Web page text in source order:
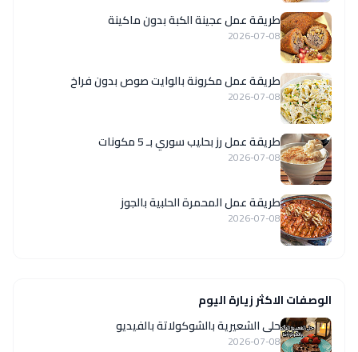
طريقة عمل عجينة الكبة بدون ماكينة
2026-07-08
طريقة عمل مكرونة بالوايت صوص بدون فراخ
2026-07-08
طريقة عمل رز بحليب سوري بـ 5 مكونات
2026-07-08
طريقة عمل المحمرة الحلبية بالجوز
2026-07-08
الوصفات الاكثر زيارة اليوم
حلى الشعيرية بالشوكولاتة بالفيديو
2026-07-08